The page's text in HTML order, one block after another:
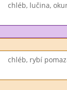
chléb, lučina,
chléb, rybí